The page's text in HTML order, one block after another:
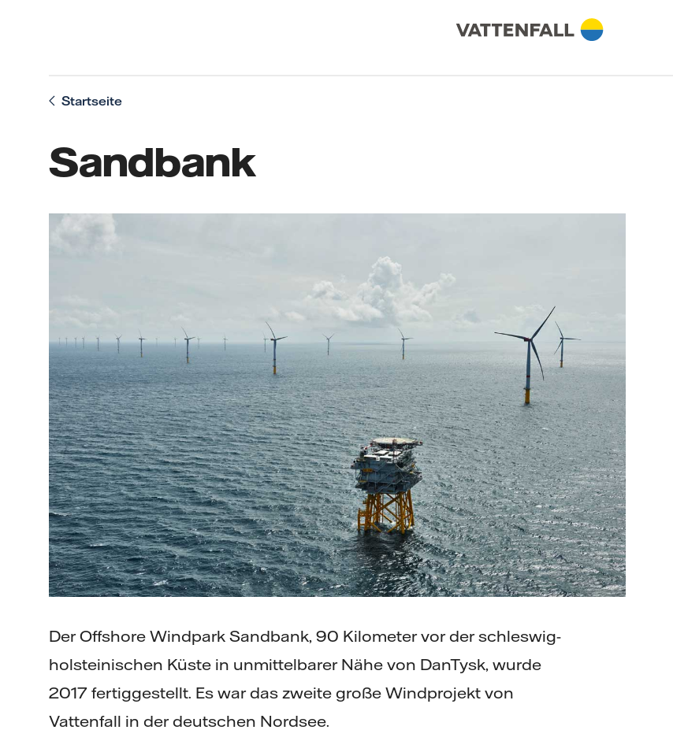
Startseite
Sandbank
Der Offshore Windpark Sandbank, 90 Kilometer vor der schleswig-
holsteinischen Küste in unmittelbarer Nähe von DanTysk, wurde
2017 fertiggestellt. Es war das zweite große Windprojekt von
Vattenfall in der deutschen Nordsee.